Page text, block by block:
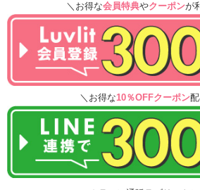
＼お得な会員特典やクーポンが
＼お得な10％OFFクーポン